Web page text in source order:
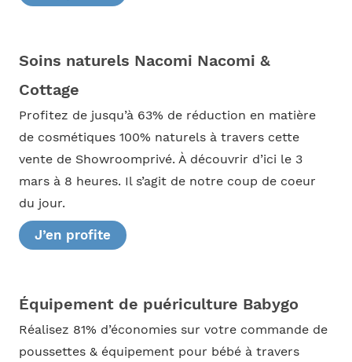
Soins naturels Nacomi Nacomi &
Cottage
Profitez de jusqu’à 63% de réduction en matière
de cosmétiques 100% naturels à travers cette
vente de Showroomprivé. À découvrir d’ici le 3
mars à 8 heures. Il s’agit de notre coup de coeur
du jour.
J’en profite
Équipement de puériculture Babygo
Réalisez 81% d’économies sur votre commande de
poussettes & équipement pour bébé à travers